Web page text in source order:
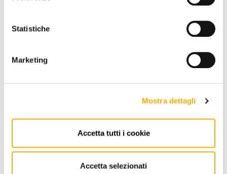
Statistiche
Marketing
Mostra dettagli
Accetta tutti i cookie
Accetta selezionati